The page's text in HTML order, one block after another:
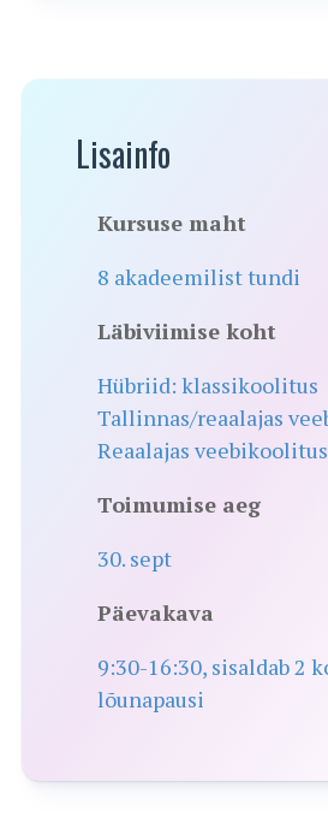
Lisainfo
Kursuse maht
8 akadeemilist tundi
Läbiviimise koht
Hübriid: klassikoolitus
Tallinnas/reaalajas
Reaalajas veebikoolitus
Toimumise aeg
30. sept
Päevakava
9:30-16:30, sisaldab 2
lõunapausi